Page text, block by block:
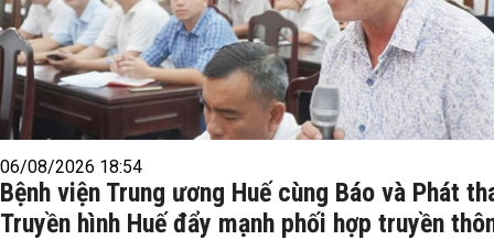
06/08/2026 18:54
Bệnh viện Trung ương Huế cùng Báo và Phát
Truyền hình Huế đẩy mạnh phối hợp truyền